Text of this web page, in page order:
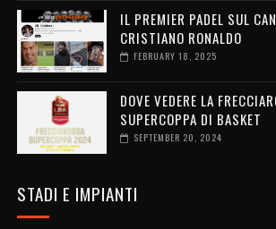
IL PREMIER PADEL SUL
CRISTIANO RONALDO
FEBRUARY 18, 2025
DOVE VEDERE LA
SUPERCOPPA DI BASKET
SEPTEMBER 20, 2024
STADI E IMPIANTI